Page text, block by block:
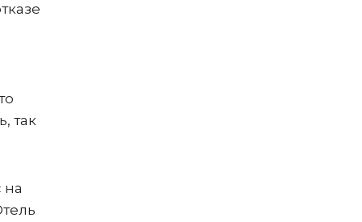
так
на